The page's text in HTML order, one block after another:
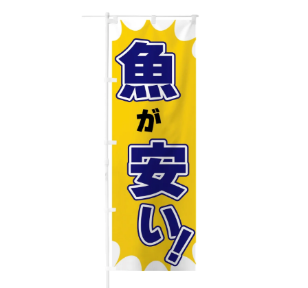
個数 単価
合計金額
カートに入れる
で解像度200dp以上必要です）当社の取り扱
いの規格サイズにつきましてはデザインテン
プレートの用意がありますので、ご購入後マ
イページの「購入履歴」よりダウンロードし
てご利用くださいませ。
お客様自身でオリジナルのサイズで製作する
場合につきましてはご希望の仕上がりサイズ
に対して四辺（すべての辺をプラス10ｍｍ）
したサイズで製作ください。（重要な情報な
どについては仕上がりサイズから四辺内側に
20ｍｍ程度内側の範囲内でデザイン校正して
当社の既製デザインを利用してのぼり旗を
製作したい場合
分だけののぼり旗をつくりたい！などのデザ
イン改造や既製デザインに自分たちの団体の
名前入れや会社のロゴなどを挿入するなどの
相談もお請けしております。
当社の既製のぼり旗に対してお客様の任意の
テキストや企業情報・お店情報などを埋め込
むことができます。ご購入時にご希望の店舗
名などをご記載ください。専任のデザイナー
がバッチリデザインします。書体などのご指
定がなければ、のぼりのイメージに最適のフ
ォントを使用します。基本的にのぼりの下部
もしかしたら左側と上についているよりも右
側と上についていた方が良いと思うかもしれ
風向きを考えながらチチの向きを決めてから
デザインをするとどの方向でデザインをする
と良いかひらめくかもしれません。デザイン
の方向性につきましてはお客様の好みもあり
ますので、見られる方（お客様）ができる限
り反転したデザインをみるよりも正像でみら
れるデザインを提供したいかと思いますので
その辺を参考にするとよいかもしれません。
など）のでサイズの指定につきましてはｍｍ単
位は不可となります。最終的なサイズも多少の
ズレ5ｍｍ程度は起きる可能性があります。
など）のでサイズの指定につきましてはｍｍ単
位は不可となります。最終的なサイズも多少の
ズレ5ｍｍ程度は起きる可能性があります。
棒袋縫い加工
生地のふちを大きく棒袋状に縫いこみポール
を通す筒をつくります。ポール自体を包み込
むため、耐久性があがり、デザインがより目
カーブ形状の特殊なのぼり旗にも適合する加
工方法となります。
ハトメ（鳩目）とは、革や布などに開けた穴
を補強するために取り付けるリングです。壁
側にロープなどで固定して、突風で倒れること
も風向きによってずっと裏向きになってしまう
棒袋縫い加工
生地のふちを大きく棒袋状に縫いこみポール
を通す筒をつくります。ポール自体を包み込
むため、耐久性があがり、デザインがより目
カーブ形状の特殊なのぼり旗にも適合する加
工方法となります。
ハトメ（鳩目）とは、革や布などに開けた穴
を補強するために取り付けるリングです。壁
側にロープなどで固定して、突風で倒れること
も風向きによってずっと裏向きになってしまう
い糸を走らせて補強します。加工をすることで
のぼり旗の１辺～４辺は折り返し加工されま
すのでその部分のホツレや裂けてしまうこと
を防止する効果があります。
棒袋縫いの場合、補強が無償で付いてきます。
側辺補強縫製
［ +38円 ］
L字補強縫製
［ +38円 ］
ポンジ（一般）
一般的なのぼり旗の生地はポンジといわれる
厚みが約0.14ｍｍのとても薄い生地を使用し
のぼり旗製作で一番良く使用される生地で
す。生地の厚みが薄く、裏側にインクが浸透